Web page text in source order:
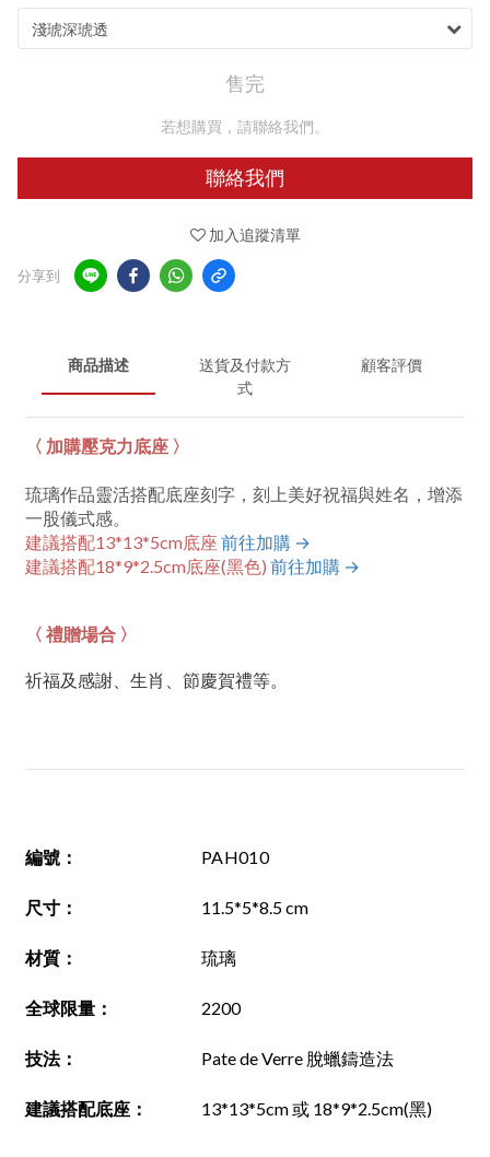
售完
若想購買，請聯絡我們。
聯絡我們
加入追蹤清單
分享到
商品描述
送貨及付款方
式
顧客評價
〈 加購壓克力底座 〉
琉璃作品靈活搭配底座刻字，刻上美好祝福與姓名，增添
一股儀式感。
建議搭配13*13*5cm底座 前往加購 →
建議搭配18*9*2.5cm底座(黑色) 前往加購 →
〈 禮贈場合 〉
祈福及感謝、生肖、節慶賀禮等。
編號 ： PAH010
尺寸 ： 11.5*5*8.5 cm
材質 ： 琉璃
全球限量： 2200
技法： Pate de Verre 脫蠟鑄造法
建議搭配底座 ： 13*13*5cm 或 18*9*2.5cm(黑)